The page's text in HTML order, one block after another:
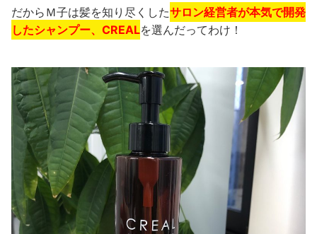
だからＭ子は髪を知り尽くしたサロン経営者が本気で開発
したシャンプー、CREALを選んだってわけ！